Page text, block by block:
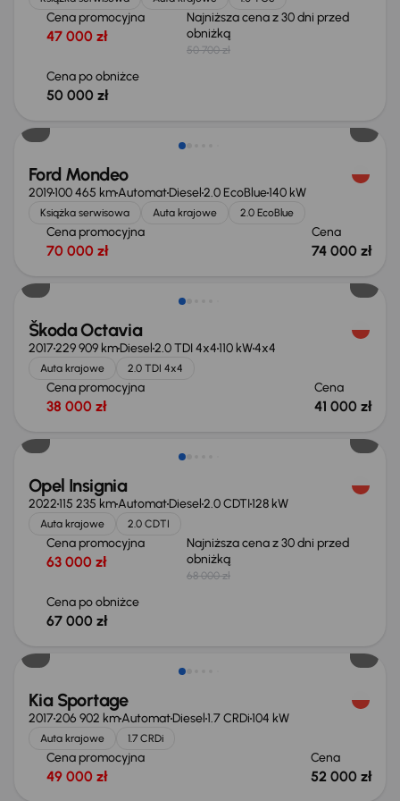
Cena promocyjna
47 000 zł
Najniższa cena z 30 dni przed
obniżką
50 700 zł
Cena po obniżce
50 000 zł
Ford Mondeo
2019100 465 kmAutomatDiesel2.0 EcoBlue140 kW
Książka serwisowa Auta krajowe 2.0 EcoBlue
Cena promocyjna
70 000 zł
Cena
74 000 zł
Škoda Octavia
2017229 909 kmDiesel2.0 TDI 4x4110 kW4x4
Auta krajowe 2.0 TDI 4x4
Cena promocyjna
38 000 zł
Cena
41 000 zł
Taniej o 1 000 zł
Opel Insignia
2022115 235 kmAutomatDiesel2.0 CDTI128 kW
Auta krajowe 2.0 CDTI
Cena promocyjna
63 000 zł
Najniższa cena z 30 dni przed
obniżką
68 000 zł
Cena po obniżce
67 000 zł
Kia Sportage
2017206 902 kmAutomatDiesel1.7 CRDi104 kW
Auta krajowe 1.7 CRDi
Cena promocyjna
49 000 zł
Cena
52 000 zł